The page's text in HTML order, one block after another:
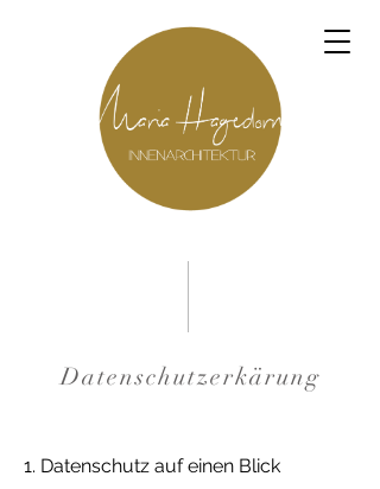
Datenschutzerkärung
1. Datenschutz auf einen Blick